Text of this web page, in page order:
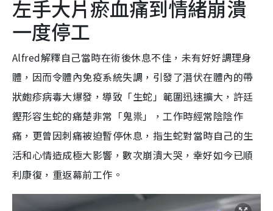
左手大片瘀血痛到情緒崩潰
一度停工
Alfred解釋自己當時在術後休息不佳，未有好好調理身
體，因而令體內免疫系統失調，引發了潛伏在體內的帶
狀皰疹病毒大爆發，導致「生蛇」範圍迅速擴大，許廷
鏗形容生蛇的痛楚非常「鬼祟」，工作時經常陰陰作
痛，更曾因刺痛被迫暫停休息，指生蛇對當時自己的生
活和心情造成極大影響，數次崩潰大哭，幸好如今已順
利康復，重返幕前工作。